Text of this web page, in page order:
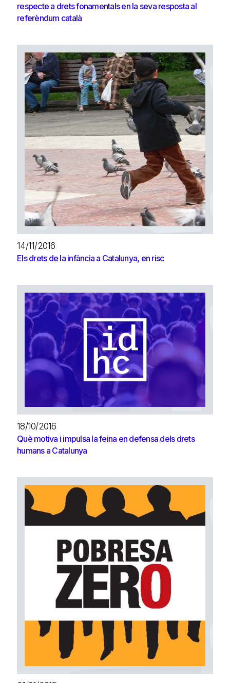
respecte a drets fonamentals en la seva resposta al
referèndum català
14/11/2016
Els drets de la infància a Catalunya, en risc
18/10/2016
Què motiva i impulsa la feina en defensa dels drets
humans a Catalunya